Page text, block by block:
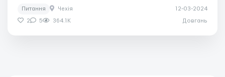
Питання Чехія 12-03-2024
2 5 364.1K Довгань